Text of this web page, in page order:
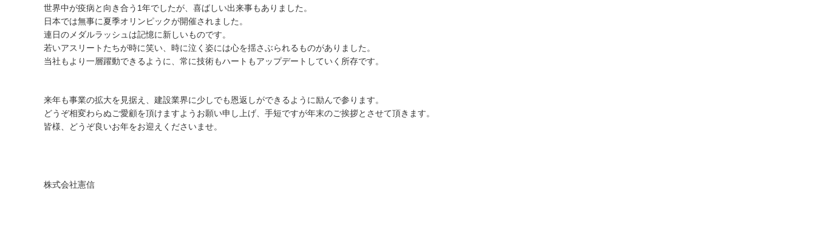
世界中が疫病と向き合う1年でしたが、喜ばしい出来事もありました。
日本では無事に夏季オリンピックが開催されました。
連日のメダルラッシュは記憶に新しいものです。
若いアスリートたちが時に笑い、時に泣く姿には心を揺さぶられるものがありました。
当社もより一層躍動できるように、常に技術もハートもアップデートしていく所存です。
来年も事業の拡大を見据え、建設業界に少しでも恩返しができるように励んで参ります。
どうぞ相変わらぬご愛顧を頂けますようお願い申し上げ、手短ですが年末のご挨拶とさせて頂きます。
皆様、どうぞ良いお年をお迎えくださいませ。
株式会社憲信